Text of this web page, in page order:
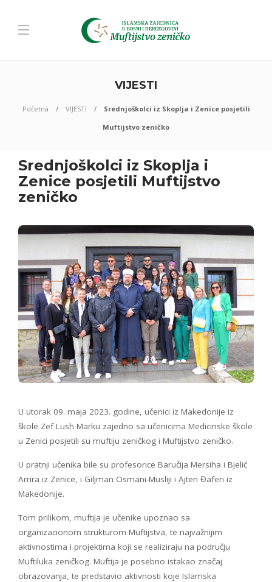
VIJESTI
Početna VIJESTI
Srednjoškolci iz Skoplja i Zenice posjetili
Muftijstvo zeničko
Srednjoškolci iz Skoplja i
Zenice posjetili Muftijstvo
zeničko
U utorak 09. maja 2023. godine, učenici iz Makedonije iz
škole Zef Lush Marku zajedno sa učenicima Medicinske škole
u Zenici posjetili su muftiju zeničkog i Muftijstvo zeničko.
U pratnji učenika bile su profesorice Baručija Mersiha i Bjelić
Amra iz Zenice, i Giljman Osmani-Musliji i Ajten Đaferi iz
Makedonije.
Tom prilikom, muftija je učenike upoznao sa
organizacionom strukturom Muftijstva, te najvažnijim
aktivnostima i projektima koji se realiziraju na području
Muftiluka zeničkog. Muftija je posebno istakao značaj
obrazovanja, te predstavio aktivnosti koje Islamska